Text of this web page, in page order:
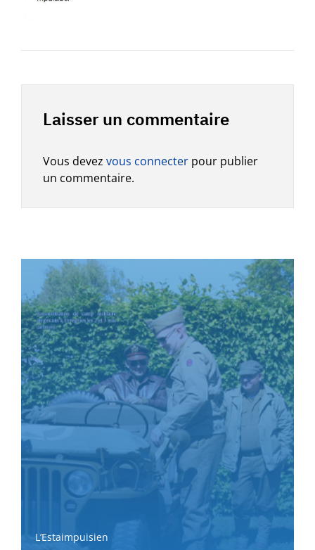
L’Estaimpuisien
Laisser un commentaire
Vous devez vous connecter pour publier
un commentaire.